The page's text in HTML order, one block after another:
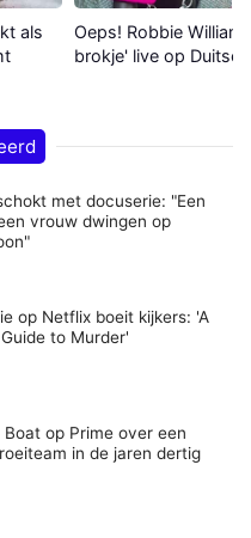
als
Oeps! Robbie
brokje' live op Duitse
met docuserie: "Een
vrouw dwingen op
op Netflix boeit kijkers: 'A
to Murder'
op Prime over een
in de jaren dertig